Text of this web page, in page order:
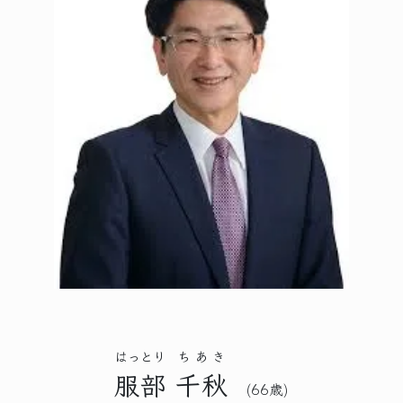
服部
はっとり
千秋
ちあき
(66歳)